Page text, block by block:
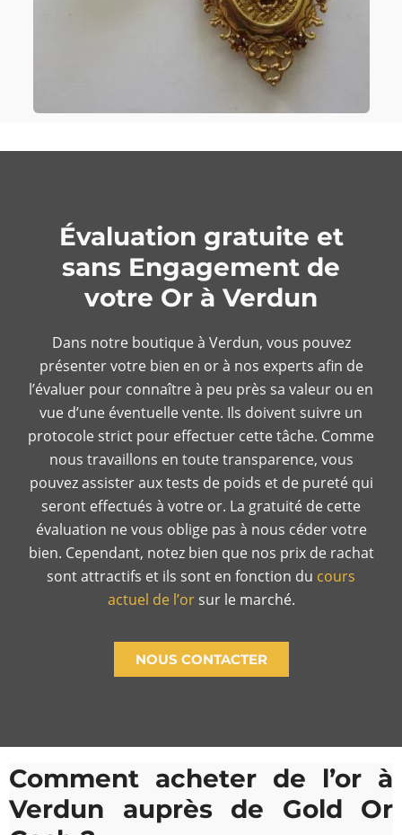
Évaluation gratuite et
sans Engagement de
votre Or à Verdun
Dans notre boutique à Verdun, vous pouvez
présenter votre bien en or à nos experts afin de
l’évaluer pour connaître à peu près sa valeur ou en
vue d’une éventuelle vente. Ils doivent suivre un
protocole strict pour effectuer cette tâche. Comme
nous travaillons en toute transparence, vous
pouvez assister aux tests de poids et de pureté qui
seront effectués à votre or. La gratuité de cette
évaluation ne vous oblige pas à nous céder votre
bien. Cependant, notez bien que nos prix de rachat
sont attractifs et ils sont en fonction du cours
actuel de l’orsur le marché.
NOUS CONTACTER
Comment acheter de l’or à
Verdun auprès de Gold Or